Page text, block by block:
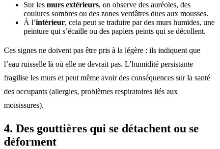
Sur les murs extérieurs, on observe des auréoles, des
coulures sombres ou des zones verdâtres dues aux mousses.
À l’intérieur, cela peut se traduire par des murs humides, une
peinture qui s’écaille ou des papiers peints qui se décollent.
Ces signes ne doivent pas être pris à la légère : ils indiquent que
l’eau ruisselle là où elle ne devrait pas. L’humidité persistante
fragilise les murs et peut même avoir des conséquences sur la santé
des occupants (allergies, problèmes respiratoires liés aux
moisissures).
4. Des gouttières qui se détachent ou se
déforment